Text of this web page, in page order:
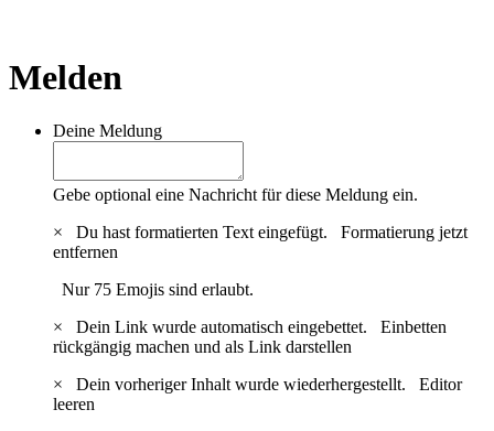
Melden
Deine Meldung
Gebe optional eine Nachricht für diese Meldung ein.
×
Du hast formatierten Text eingefügt. Formatierung jetzt
entfernen
Nur 75 Emojis sind erlaubt.
×
Dein Link wurde automatisch eingebettet. Einbetten
rückgängig machen und als Link darstellen
×
Dein vorheriger Inhalt wurde wiederhergestellt. Editor
leeren